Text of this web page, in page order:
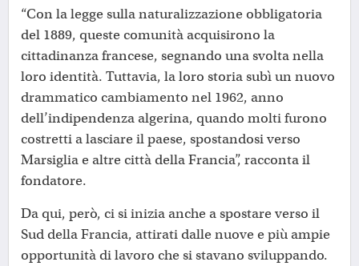
“Con la legge sulla naturalizzazione obbligatoria
del 1889, queste comunità acquisirono la
cittadinanza francese, segnando una svolta nella
loro identità. Tuttavia, la loro storia subì un nuovo
drammatico cambiamento nel 1962, anno
dell’indipendenza algerina, quando molti furono
costretti a lasciare il paese, spostandosi verso
Marsiglia e altre città della Francia”, racconta il
fondatore.
Da qui, però, ci si inizia anche a spostare verso il
Sud della Francia, attirati dalle nuove e più ampie
opportunità di lavoro che si stavano sviluppando.